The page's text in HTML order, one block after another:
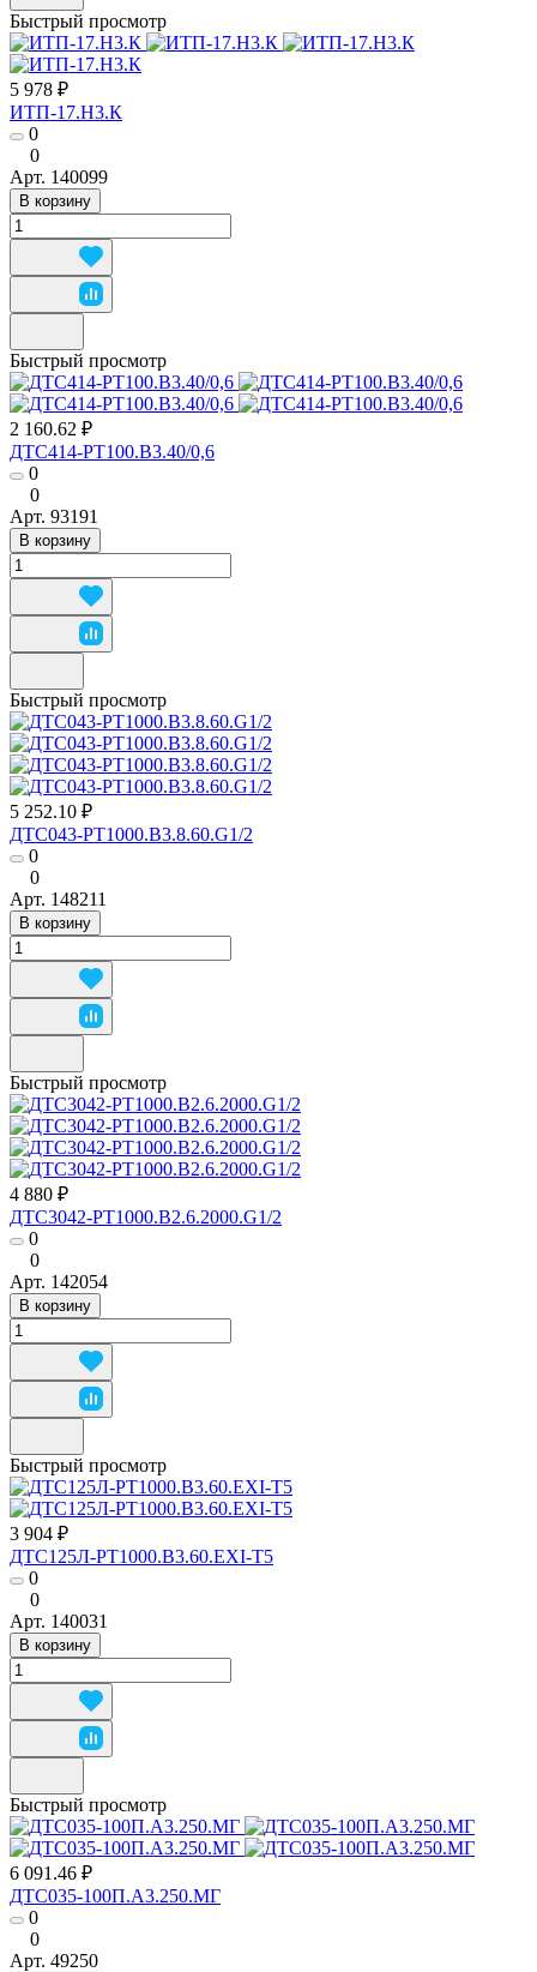
Быстрый просмотр
5 978 ₽
ИТП-17.Н3.К
0
0
Арт. 140099
В корзину
Быстрый просмотр
2 160.62 ₽
ДТС414-РТ100.В3.40/0,6
0
0
Арт. 93191
В корзину
Быстрый просмотр
5 252.10 ₽
ДТС043-РТ1000.В3.8.60.G1/2
0
0
Арт. 148211
В корзину
Быстрый просмотр
4 880 ₽
ДТС3042-РТ1000.В2.6.2000.G1/2
0
0
Арт. 142054
В корзину
Быстрый просмотр
3 904 ₽
ДТС125Л-РТ1000.В3.60.ЕХI-Т5
0
0
Арт. 140031
В корзину
Быстрый просмотр
6 091.46 ₽
ДТС035-100П.А3.250.МГ
0
0
Арт. 49250